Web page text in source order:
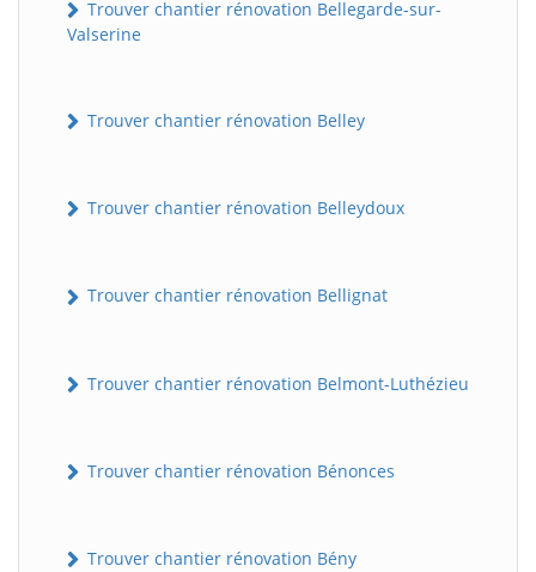
Trouver chantier rénovation Bellegarde-sur-
Valserine
Trouver chantier rénovation Belley
Trouver chantier rénovation Belleydoux
Trouver chantier rénovation Bellignat
Trouver chantier rénovation Belmont-Luthézieu
Trouver chantier rénovation Bénonces
Trouver chantier rénovation Bény